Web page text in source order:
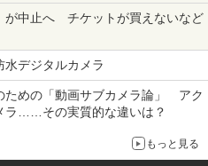
が中止へ チケットが買えないなど
水デジタルカメラ
ための「動画サブカメラ論」 アク
ラ……その実質的な違いは？
もっと見る